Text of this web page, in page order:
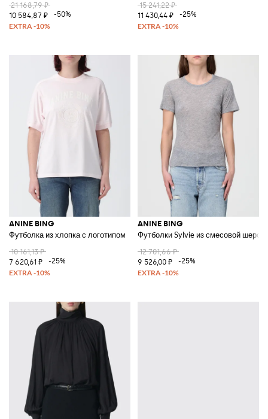
21 168,79 ₽
10 584,87 ₽
-50%
15 241,22 ₽
11 430,44 ₽
-25%
ANINE BING
Футболка из хлопка с логотипом
10 161,13 ₽
7 620,61 ₽
-25%
ANINE BING
Футболки Sylvie из смесовой шерсти
12 701,66 ₽
9 526,00 ₽
-25%